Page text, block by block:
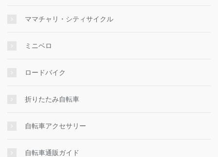
ママチャリ・シティサイクル
ミニベロ
ロードバイク
折りたたみ自転車
自転車アクセサリー
自転車通販ガイド